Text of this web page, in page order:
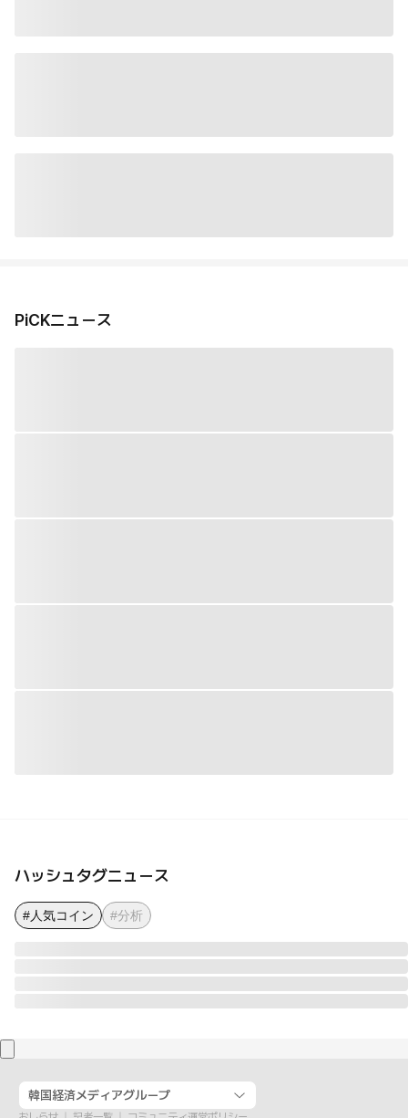
PiCKニュース
ハッシュタグニュース
#人気コイン #分析
韓国経済メディアグループ